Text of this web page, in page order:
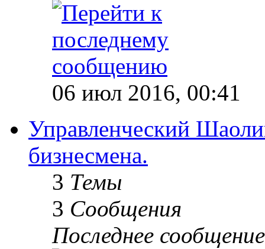
06 июл 2016, 00:41
Управленческий
бизнесмена.
3 Темы
3 Сообщения
Последнее сообщение